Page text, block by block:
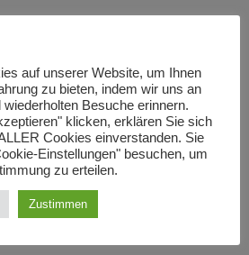
auf unserer Website, um Ihnen
zu bieten, indem wir uns an
Besuche erinnern.
klicken, erklären Sie sich
Cookies einverstanden. Sie
Einstellungen" besuchen, um
zu erteilen.
Zustimmen